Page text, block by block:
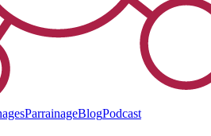
ParrainageBlogPodcast